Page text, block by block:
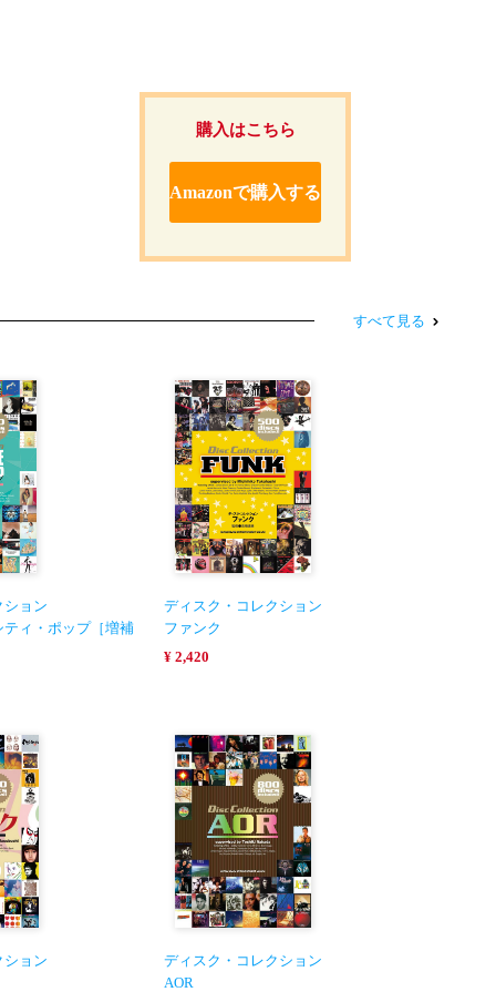
購入はこちら
Amazonで購入する
すべて見る
ション
ィ・ポップ［増補
ディスク・コレクション
ファンク
¥ 2,420
ション
ディスク・コレクション
AOR